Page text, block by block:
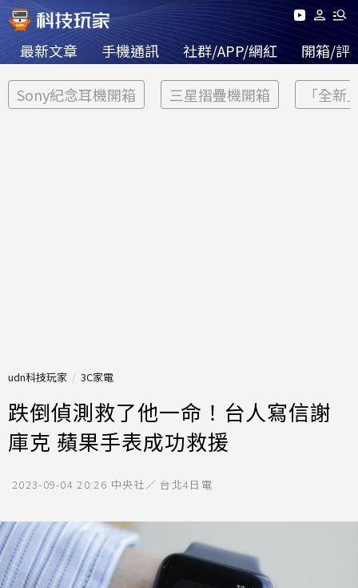
最新文章 手機通訊 社群/APP/網紅 開箱/評
Sony紀念耳機開箱 三星摺疊機開箱 「全新
udn科技玩家 3C家電
跌倒偵測救了他一命！台人寫信謝
庫克 蘋果手表成功救援
2023-09-04 20:26 中央社／ 台北4日電